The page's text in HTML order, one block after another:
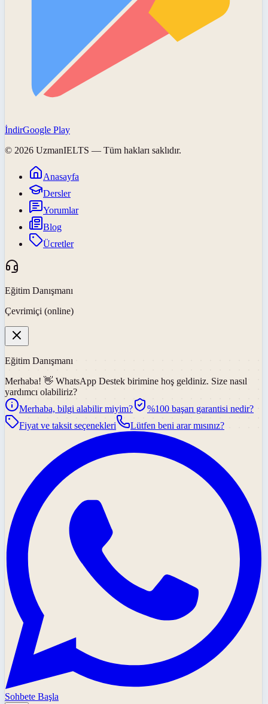
İndirGoogle Play
© 2026 UzmanIELTS — Tüm hakları saklıdır.
Anasayfa
Dersler
Yorumlar
Blog
Ücretler
Eğitim Danışmanı
Çevrimiçi (online)
Eğitim Danışmanı
Merhaba! 👋 WhatsApp Destek birimine hoş geldiniz. Size nasıl
yardımcı olabiliriz?
Merhaba, bilgi alabilir miyim?
%100 başarı garantisi nedir?
Fiyat ve taksit seçenekleri
Lütfen beni arar mısınız?
Sohbete Başla